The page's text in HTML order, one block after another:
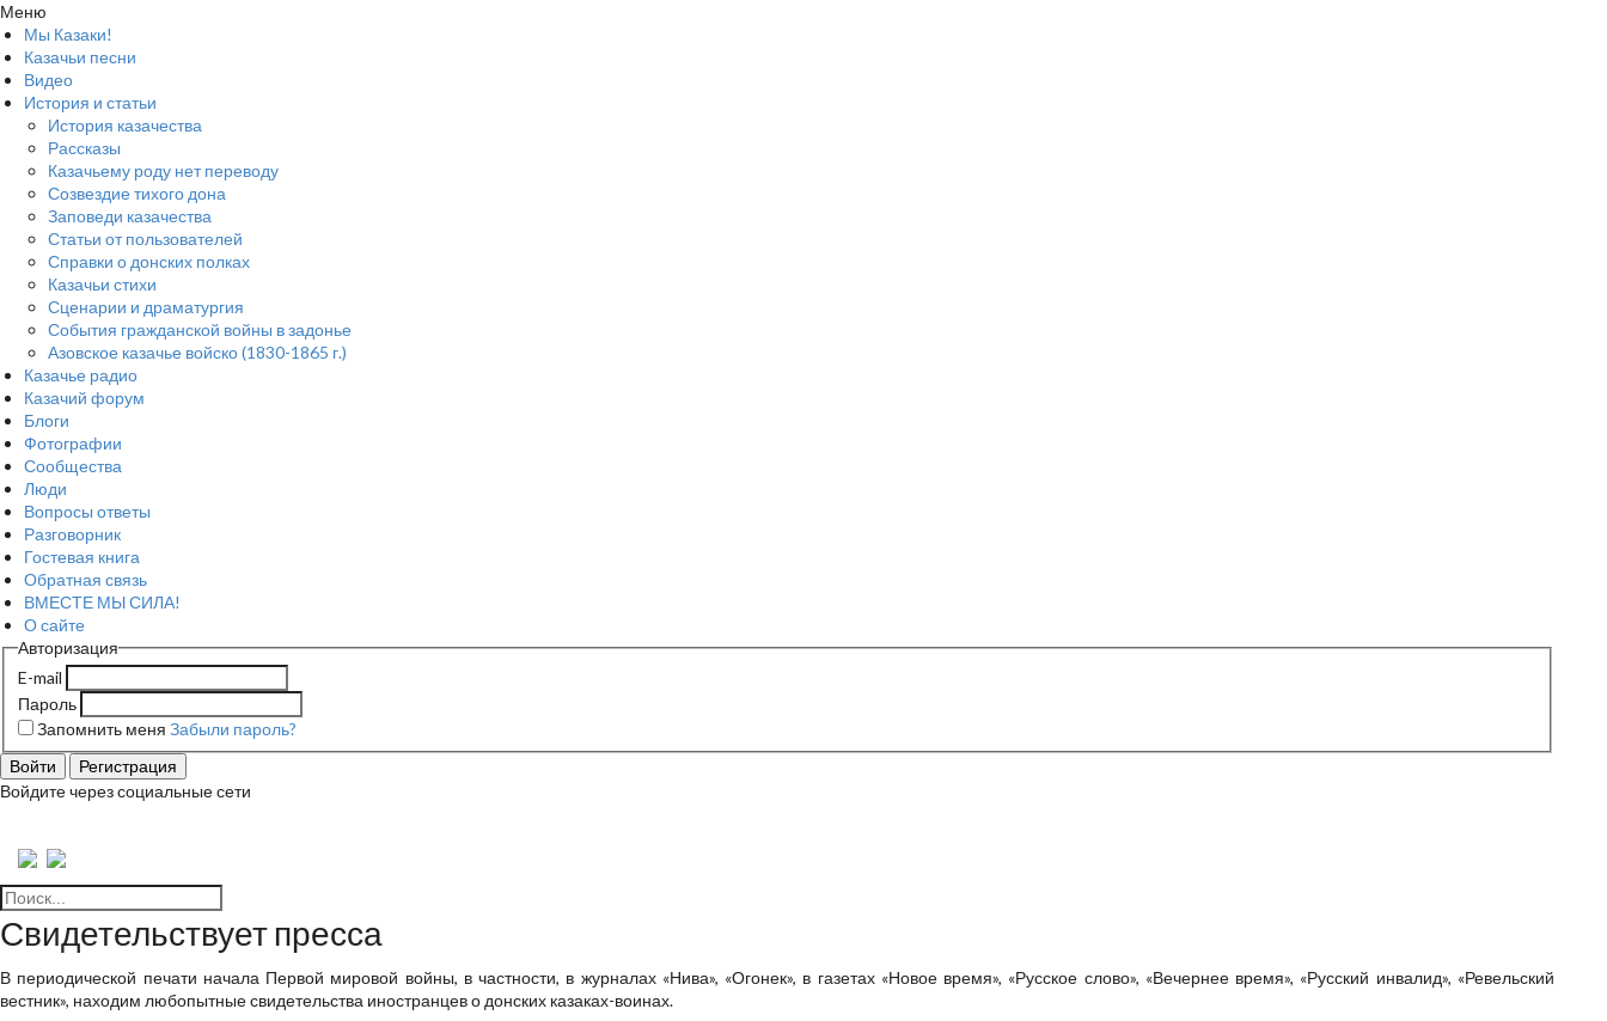
Меню
Мы Казаки!
Казачьи песни
Видео
История и статьи
История казачества
Рассказы
Казачьему роду нет переводу
Созвездие тихого дона
Заповеди казачества
Статьи от пользователей
Справки о донских полках
Казачьи стихи
Сценарии и драматургия
События гражданской войны в задонье
Азовское казачье войско (1830-1865 г.)
Казачье радио
Казачий форум
Блоги
Фотографии
Сообщества
Люди
Вопросы ответы
Разговорник
Гостевая книга
Обратная связь
ВМЕСТЕ МЫ СИЛА!
О сайте
Авторизация
E-mail
Пароль
Запомнить меня Забыли пароль?
Войти Регистрация
Войдите через социальные сети
Свидетельствует пресса
В периодической печати начала Первой мировой войны, в частности, в журналах «Нива», «Огонек», в газетах «Новое время», «Русское слово», «Вечернее время», «Русский инвалид», «Ревельский
вестник», находим любопытные свидетельства иностранцев о донских казаках-воинах.